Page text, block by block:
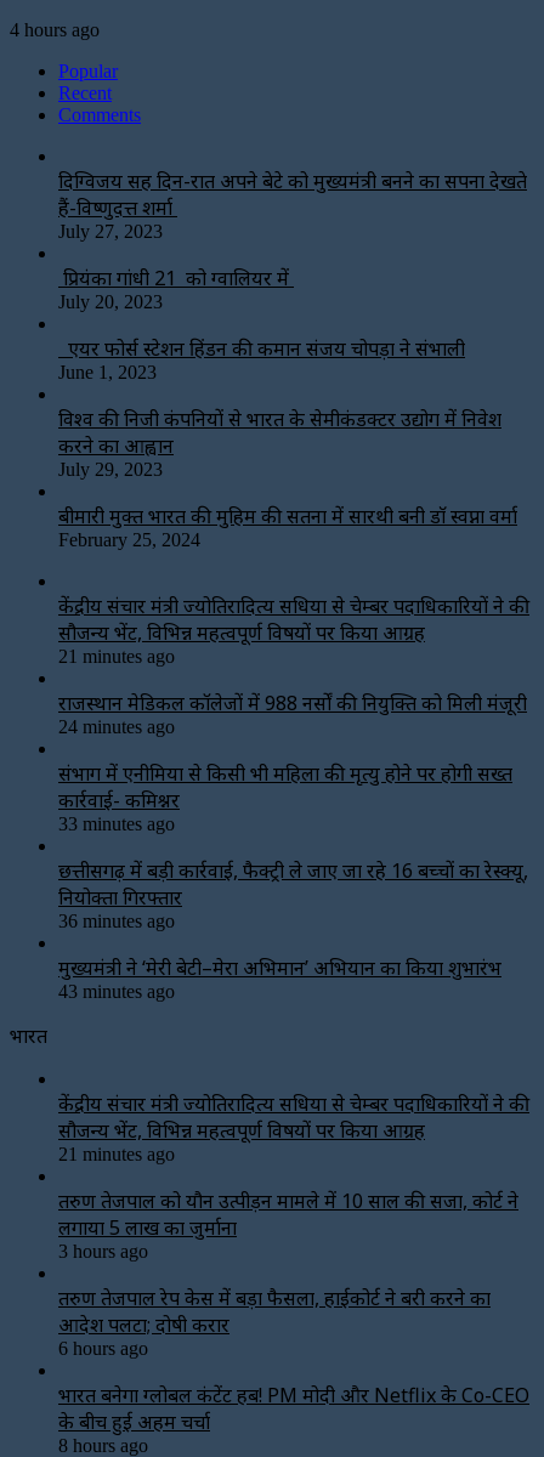
4 hours ago
Popular
Recent
Comments
दिग्विजय सिंह दिन-रात अपने बेटे को मुख्यमंत्री बनने का सपना देखते
हैं-विष्णुदत्त शर्मा
July 27, 2023
प्रियंका गांधी 21 को ग्वालियर में
July 20, 2023
एयर फोर्स स्टेशन हिंडन की कमान संजय चोपड़ा ने संभाली
June 1, 2023
विश्‍व की निजी कंपनियों से भारत के सेमीकंडक्टर उद्योग में निवेश
करने का आह्वान
July 29, 2023
बीमारी मुक्त भारत की मुहिम की सतना में सारथी बनी डाॅ स्वप्ना वर्मा
February 25, 2024
केंद्रीय संचार मंत्री ज्योतिरादित्य सिंधिया से चेम्बर पदाधिकारियों ने की
सौजन्य भेंट, विभिन्न महत्वपूर्ण विषयों पर किया आग्रह
21 minutes ago
राजस्थान मेडिकल कॉलेजों में 988 नर्सों की नियुक्ति को मिली मंजूरी
24 minutes ago
संभाग में एनीमिया से किसी भी महिला की मृत्यु होने पर होगी सख्त
कार्रवाई- कमिश्नर
33 minutes ago
छत्तीसगढ़ में बड़ी कार्रवाई, फैक्ट्री ले जाए जा रहे 16 बच्चों का रेस्क्यू,
नियोक्ता गिरफ्तार
36 minutes ago
मुख्यमंत्री ने ‘मेरी बेटी–मेरा अभिमान’ अभियान का किया शुभारंभ
43 minutes ago
भारत
केंद्रीय संचार मंत्री ज्योतिरादित्य सिंधिया से चेम्बर पदाधिकारियों ने की
सौजन्य भेंट, विभिन्न महत्वपूर्ण विषयों पर किया आग्रह
21 minutes ago
तरुण तेजपाल को यौन उत्पीड़न मामले में 10 साल की सजा, कोर्ट ने
लगाया ₹5 लाख का जुर्माना
3 hours ago
तरुण तेजपाल रेप केस में बड़ा फैसला, हाईकोर्ट ने बरी करने का
आदेश पलटा; दोषी करार
6 hours ago
भारत बनेगा ग्लोबल कंटेंट हब! PM मोदी और Netflix के Co-CEO
के बीच हुई अहम चर्चा
8 hours ago